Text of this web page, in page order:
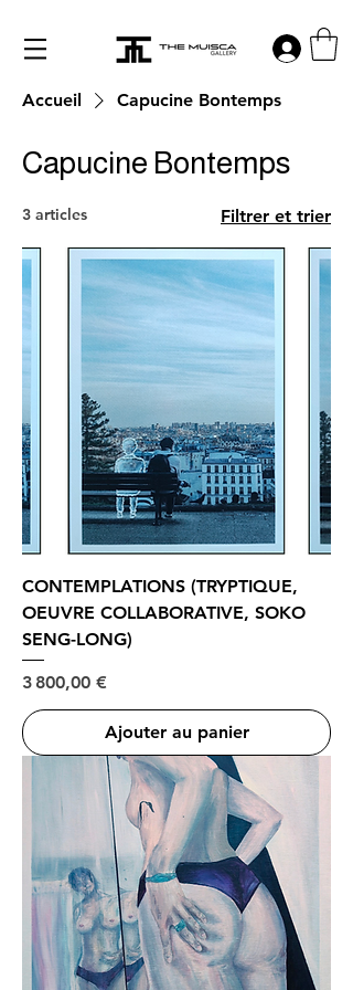
Log in
Accueil Capucine Bontemps
Capucine Bontemps
3 articles Filtrer et trier
CONTEMPLATIONS (TRYPTIQUE,
OEUVRE COLLABORATIVE, SOKO
SENG-LONG)
Prix
3 800,00 €
Ajouter au panier